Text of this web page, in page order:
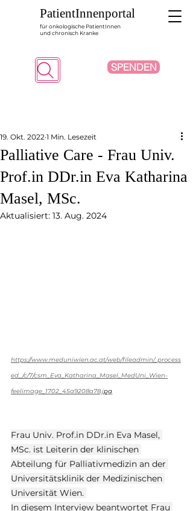
PatientInnenportal
für onkologische PatientInnen
und chronisch Kranke
Suche SPENDEN
Palliative Care - Frau Univ.
Prof.in DDr.in Eva Katharina
Masel, MSc.
19. Okt. 2022 1 Min. Lesezeit
Aktualisiert: 13. Aug. 2024
https://www.meduniwien.ac.at/web/fileadmin/_process
ed_/c/7/csm_Eva_Katharina_Masel_MedUni_Wien-
feelimage_1702_45a9208a78.jpg
Frau Univ. Prof.in DDr.in Eva Masel,
MSc. ist Leiterin der klinischen
Abteilung für Palliativmedizin an der
Universitätsklinik der Medizinischen
Universität Wien.
In diesem Interview beantwortet Frau